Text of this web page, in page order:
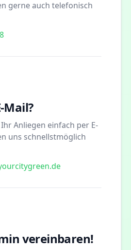
gerne auch telefonisch
Mail?
Anliegen einfach per E-
uns schnellstmöglich
vereinbaren!